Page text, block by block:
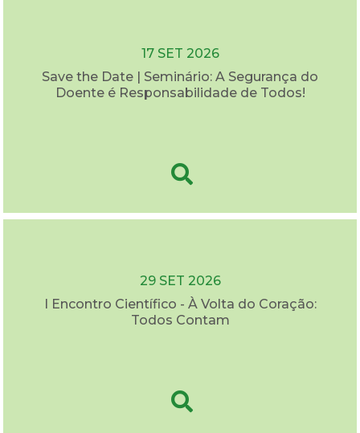
17 SET 2026
Save the Date | Seminário: A Segurança do
Doente é Responsabilidade de Todos!
29 SET 2026
I Encontro Científico - À Volta do Coração:
Todos Contam